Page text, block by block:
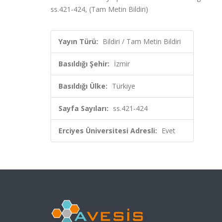
ss.421-424, (Tam Metin Bildiri)
Yayın Türü: Bildiri / Tam Metin Bildiri
Basıldığı Şehir: İzmir
Basıldığı Ülke: Türkiye
Sayfa Sayıları: ss.421-424
Erciyes Üniversitesi Adresli: Evet